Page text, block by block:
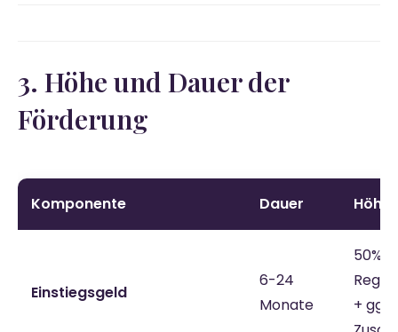
3. Höhe und Dauer der
Förderung
Komponente Dauer Höhe
Einstiegsgeld
6-24
Monate
50%
+ ggf.